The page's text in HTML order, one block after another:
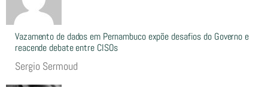
Vazamento de dados em Pernambuco expõe desafios do Governo e
reacende debate entre CISOs
Sergio Sermoud